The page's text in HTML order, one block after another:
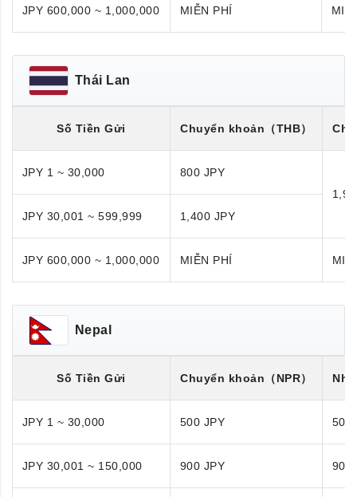
JPY 600,000 ~ 1,000,000 MIỄN PHÍ
Thái Lan
Số Tiền Gửi Chuyển khoản （THB）
JPY 1 ~ 30,000
800 JPY
JPY 30,001 ~ 599,999
1,400 JPY
JPY 600,000 ~ 1,000,000 MIỄN PHÍ
Nepal
Số Tiền Gửi Chuyển khoản （NPR）
JPY 1 ~ 30,000 500 JPY 500
JPY 30,001 ~ 150,000 900 JPY 900